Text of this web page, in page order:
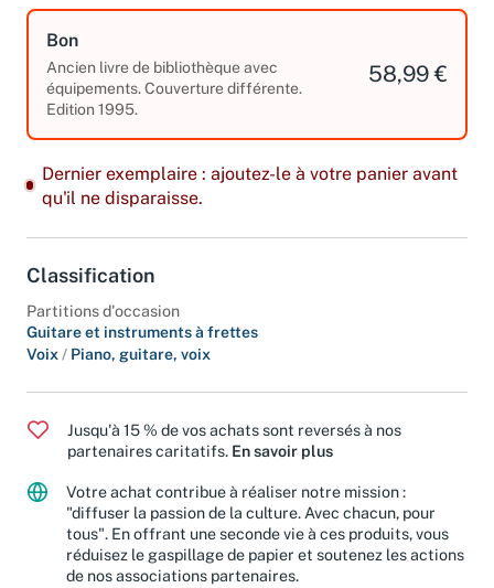
Bon
Ancien livre de bibliothèque avec
équipements. Couverture différente.
Edition 1995.
58,99 €
Dernier exemplaire : ajoutez-le à votre panier avant
qu'il ne disparaisse.
Classification
Partitions d'occasion
Guitare et instruments à frettes
Voix/ Piano, guitare, voix
Jusqu'à 15 % de vos achats sont reversés à nos
partenaires caritatifs. En savoir plus
Votre achat contribue à réaliser notre mission :
"diffuser la passion de la culture. Avec chacun, pour
tous". En offrant une seconde vie à ces produits, vous
réduisez le gaspillage de papier et soutenez les actions
de nos associations partenaires.